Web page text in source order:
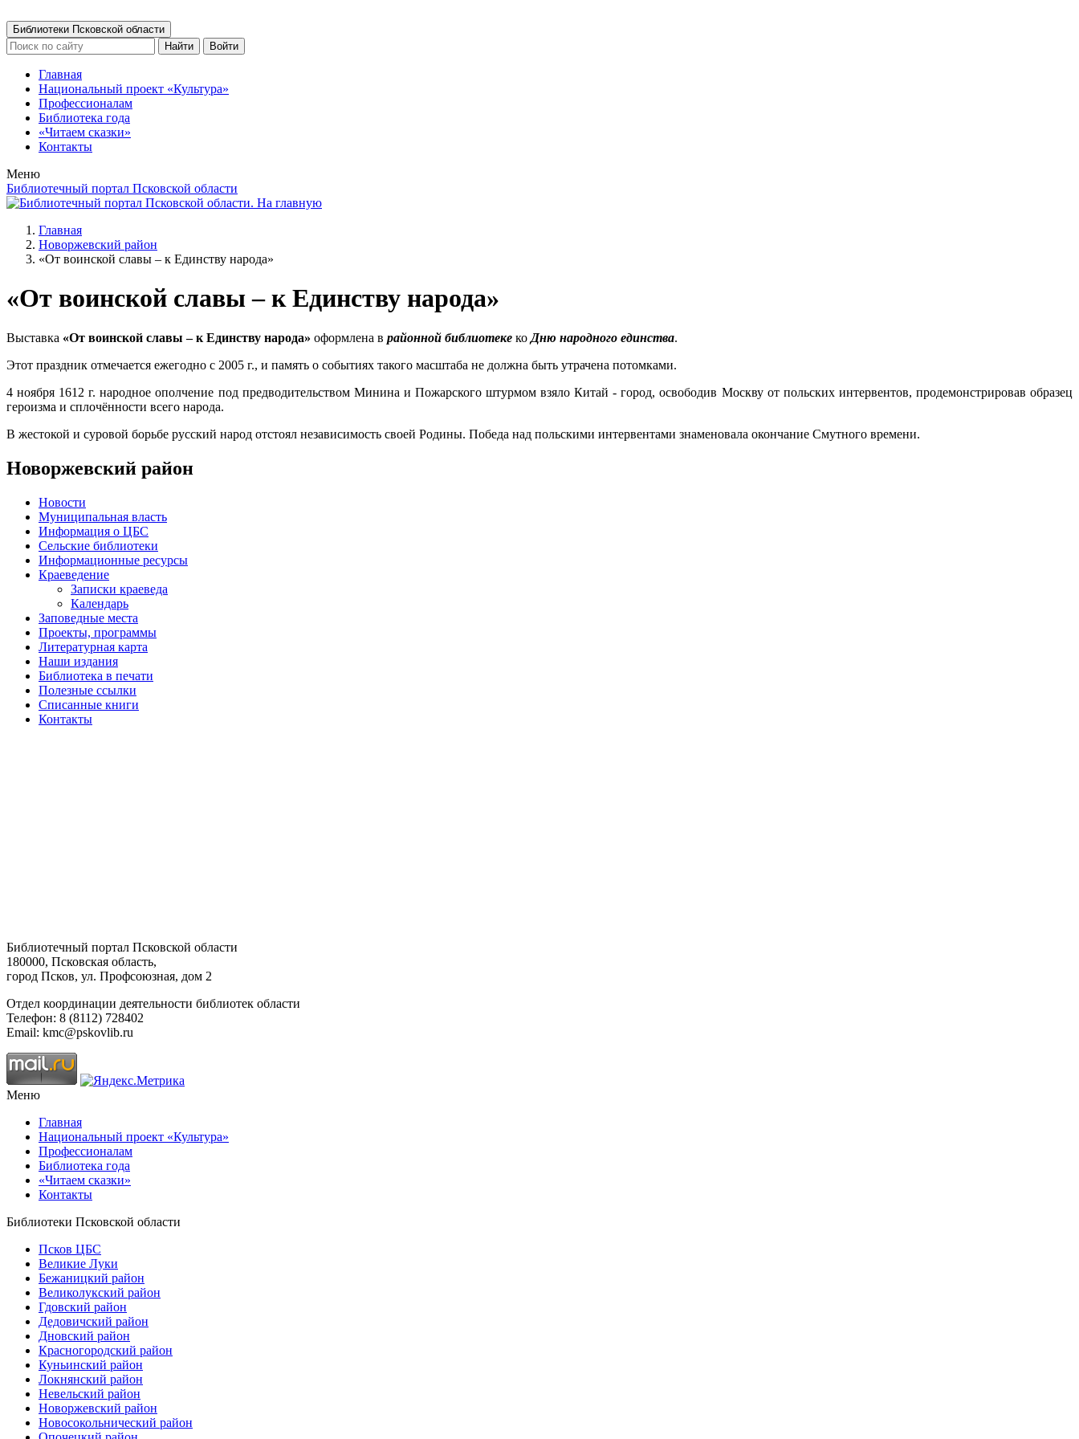
Библиотеки Псковской области
Найти
Войти
Главная
Национальный проект «Культура»
Профессионалам
Библиотека года
«Читаем сказки»
Контакты
Меню
Библиотечный портал Псковской области
Главная
Новоржевский район
«От воинской славы – к Единству народа»
«От воинской славы – к Единству народа»
Выставка «От воинской славы – к Единству народа» оформлена в районной библиотеке ко Дню народного единства.
Этот праздник отмечается ежегодно с 2005 г., и память о событиях такого масштаба не должна быть утрачена потомками.
4 ноября 1612 г. народное ополчение под предводительством Минина и Пожарского штурмом взяло Китай - город, освободив Москву от польских интервентов, продемонстрировав образец
героизма и сплочённости всего народа.
В жестокой и суровой борьбе русский народ отстоял независимость своей Родины. Победа над польскими интервентами знаменовала окончание Смутного времени.
Новоржевский район
Новости
Муниципальная власть
Информация о ЦБС
Сельские библиотеки
Информационные ресурсы
Краеведение
Записки краеведа
Календарь
Заповедные места
Проекты, программы
Литературная карта
Наши издания
Библиотека в печати
Полезные ссылки
Списанные книги
Контакты
Библиотечный портал Псковской области
180000, Псковская область,
город Псков, ул. Профсоюзная, дом 2
Отдел координации деятельности библиотек области
Телефон: 8 (8112) 728402
Email: kmc@pskovlib.ru
Меню
Главная
Национальный проект «Культура»
Профессионалам
Библиотека года
«Читаем сказки»
Контакты
Библиотеки Псковской области
Псков ЦБС
Великие Луки
Бежаницкий район
Великолукский район
Гдовский район
Дедовичский район
Дновский район
Красногородский район
Куньинский район
Локнянский район
Невельский район
Новоржевский район
Новосокольнический район